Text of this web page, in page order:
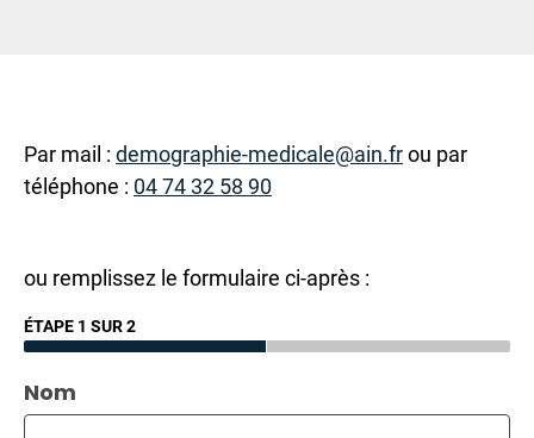
Par mail : demographie-medicale@ain.frou par
téléphone : 04 74 32 58 90
ou remplissez le formulaire ci-après :
ÉTAPE 1 SUR 2
Nom